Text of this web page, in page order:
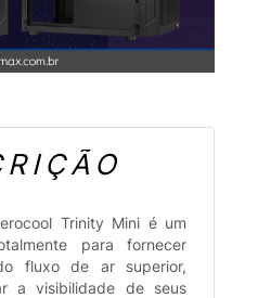
Trinity Mini é um
para fornecer
fluxo de ar superior,
a visibilidade de seus